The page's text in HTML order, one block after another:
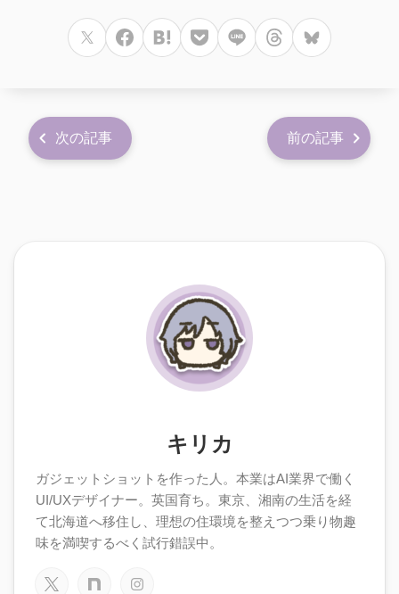
次の記事 前の記事
キリカ
ガジェットショットを作った人。本業はAI業界で働く
UI/UXデザイナー。英国育ち。東京、湘南の生活を経
て北海道へ移住し、理想の住環境を整えつつ乗り物趣
味を満喫するべく試行錯誤中。